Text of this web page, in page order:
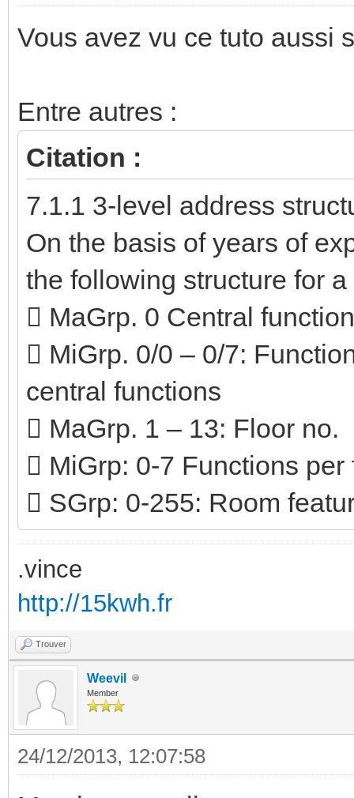
Vous avez vu ce tuto aussi
Entre autres :
Citation :
7.1.1 3-level address
On the basis of years of
the following structure for
 MaGrp. 0 Central
 MiGrp. 0/0 – 0/7:
central functions
 MaGrp. 1 – 13: Floor no.
 MiGrp: 0-7 Functions per
 SGrp: 0-255: Room
.vince
http://15kwh.fr
Trouver
Weevil
Member
24/12/2013, 12:07:58